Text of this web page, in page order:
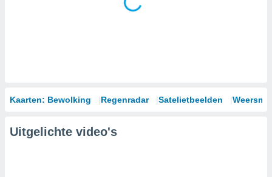
Kaarten: Bewolking Regenradar Satelietbeelden
Uitgelichte video's